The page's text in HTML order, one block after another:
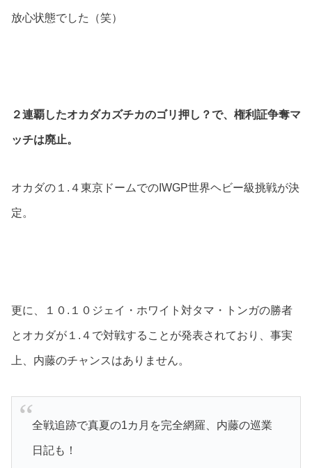
放心状態でした（笑）
２連覇したオカダカズチカのゴリ押し？で、権利証争奪マ
ッチは廃止。
オカダの１.４東京ドームでのIWGP世界ヘビー級挑戦が決
定。
更に、１０.１０ジェイ・ホワイト対タマ・トンガの勝者
とオカダが１.４で対戦することが発表されており、事実
上、内藤のチャンスはありません。
全戦追跡で真夏の1カ月を完全網羅、内藤の巡業
日記も！